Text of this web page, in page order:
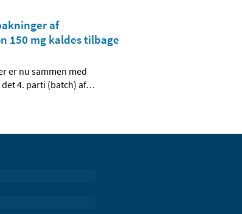
af
150 mg kaldes tilbage
er nu sammen med
4. parti (batch) af…